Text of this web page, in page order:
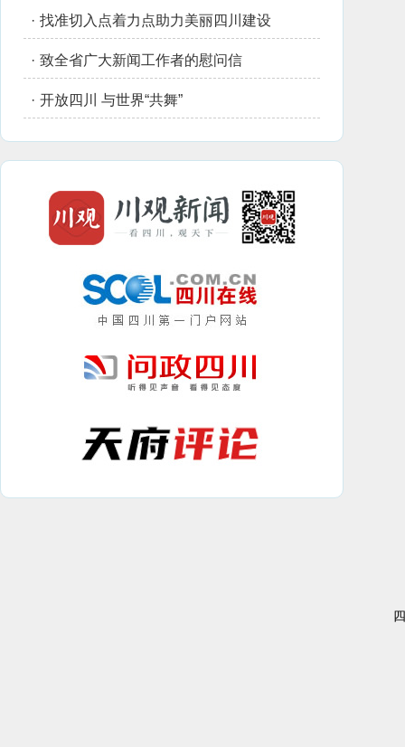
· 找准切入点着力点助力美丽四川建设
· 致全省广大新闻工作者的慰问信
· 开放四川 与世界“共舞”